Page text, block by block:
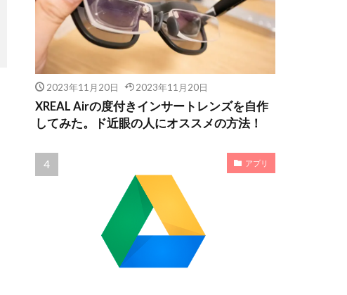
2023年11月20日 2023年11月20日
XREAL Airの度付きインサートレンズを自作
してみた。ド近眼の人にオススメの方法！
アプリ